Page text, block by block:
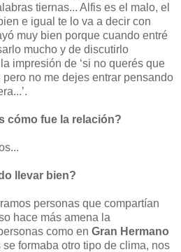
tiernas... Alfis es el malo, el
e igual te lo va a decir con
muy bien porque cuando entré
mucho y de discutirlo
impresión de ‘si no querés que
no me dejes entrar pensando
cómo fue la relación?
llevar bien?
personas que compartían
hace más amena la
como en Gran Hermano
formaba otro tipo de clima, nos